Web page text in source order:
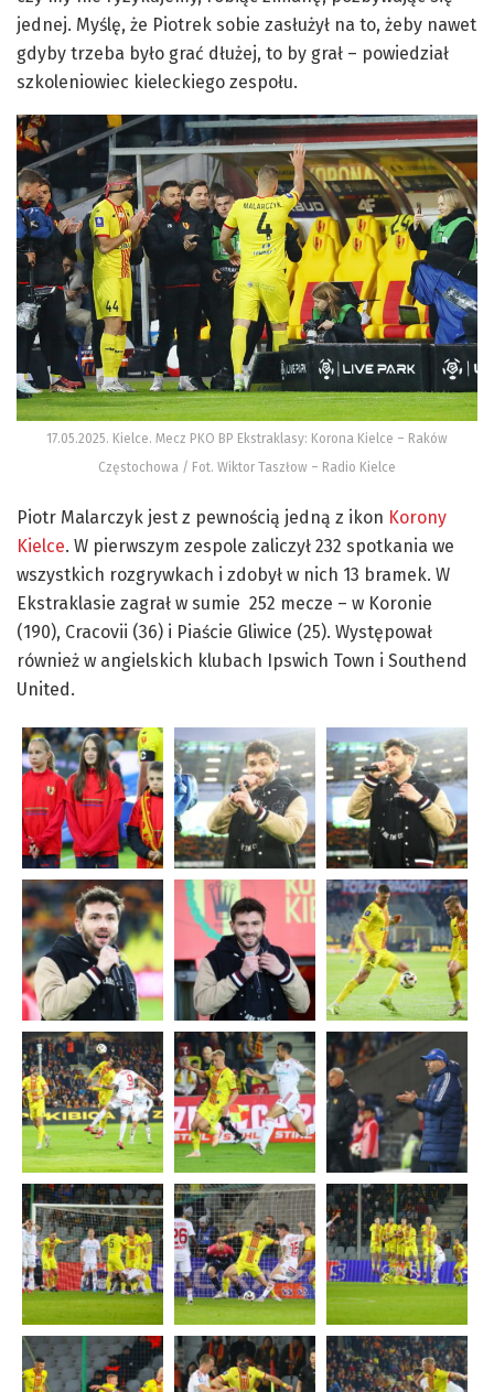
jednej. Myślę, że Piotrek sobie zasłużył na to, żeby nawet
gdyby trzeba było grać dłużej, to by grał – powiedział
szkoleniowiec kieleckiego zespołu.
17.05.2025. Kielce. Mecz PKO BP Ekstraklasy: Korona Kielce – Raków
Częstochowa / Fot. Wiktor Taszłow – Radio Kielce
Piotr Malarczyk jest z pewnością jedną z ikon Korony
Kielce. W pierwszym zespole zaliczył 232 spotkania we
wszystkich rozgrywkach i zdobył w nich 13 bramek. W
Ekstraklasie zagrał w sumie 252 mecze – w Koronie
(190), Cracovii (36) i Piaście Gliwice (25). Występował
również w angielskich klubach Ipswich Town i Southend
United.